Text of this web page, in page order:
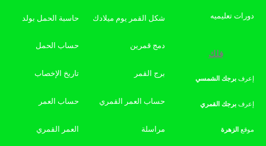
دورات تعليميه
فلك
إعرف برجك الشمسي
إعرف برجك القمري
موقع الزهرة
شكل القمر يوم ميلادك
دمج قمرين
برج القمر
حساب العمر القمري
مراسلة
حاسبة الحمل بولد
حساب الحمل
تاريخ الإخصاب
حساب العمر
العمر القمري